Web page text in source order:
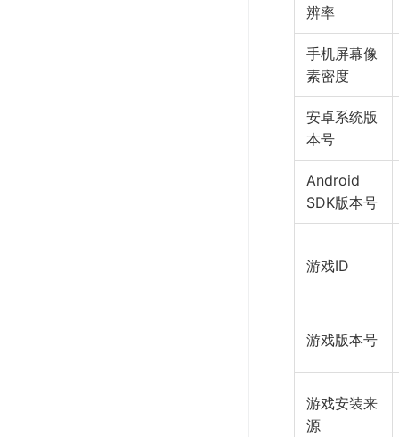
辨率
手机屏幕像
素密度
安卓系统版
本号
Android
SDK版本号
游戏ID
游戏版本号
游戏安装来
源